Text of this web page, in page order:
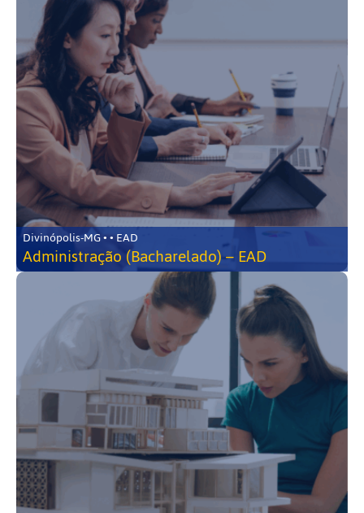
Divinópolis-MG • • EAD
Administração (Bacharelado) – EAD